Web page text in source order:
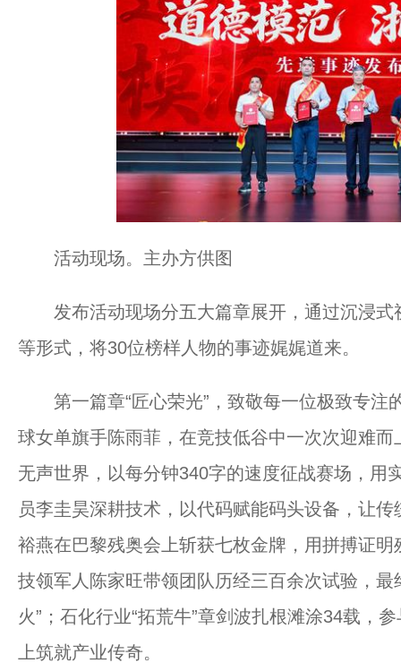
活动现场。主办方供图
发布活动现场分五大篇章展开，通过沉浸式
等形式，将30位榜样人物的事迹娓娓道来。
第一篇章“匠心荣光”，致敬每一位极致专注
球女单旗手陈雨菲，在竞技低谷中一次次迎难而
无声世界，以每分钟340字的速度征战赛场，用
员李圭昊深耕技术，以代码赋能码头设备，让
裕燕在巴黎残奥会上斩获七枚金牌，用拼搏证
技领军人陈家旺带领团队历经三百余次试验，
火”；石化行业“拓荒牛”章剑波扎根滩涂34载，
上筑就产业传奇。